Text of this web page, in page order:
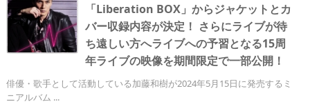
「Liberation BOX」からジャケットとカ
バー収録内容が決定！ さらにライブが待
ち遠しい方へライブへの予習となる15周
年ライブの映像を期間限定で一部公開！
俳優・歌手として活動している加藤和樹が2024年5月15日に発売するミ
ニアルバム ...